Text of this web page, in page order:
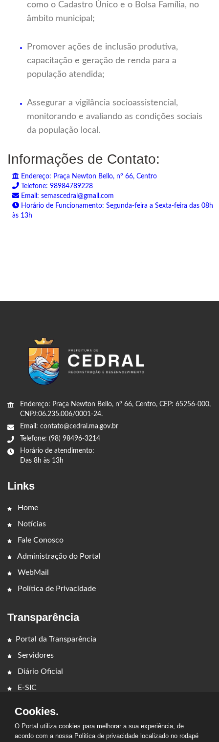
como o Cadastro Único e o Bolsa Família, no
âmbito municipal;
Promover ações de inclusão produtiva,
capacitação e geração de renda para a
população atendida;
Assegurar a vigilância socioassistencial,
monitorando e avaliando as condições sociais
da população local.
Informações de Contato:
Endereço: Praça Newton Bello, nº 66, Centro
Telefone: 98984789228
Email: semascedral@gmail.com
Horário de Funcionamento: Segunda-feira a Sexta-feira das 08h
às 13h
Endereço: Praça Newton Bello, nº 66, Centro, CEP: 65256-000,
CNPJ:06.235.006/0001-24.
Email: contato@cedral.ma.gov.br
Telefone: (98) 98496-3214
Horário de atendimento:
Das 8h às 13h
Links
Home
Notícias
Fale Conosco
Administração do Portal
WebMail
Política de Privacidade
Transparência
Portal da Transparência
Servidores
Diário Oficial
E-SIC
Cookies.
O Portal utiliza cookies para melhorar a sua experiência, de
acordo com a nossa Politica de privacidade localizado no rodapé